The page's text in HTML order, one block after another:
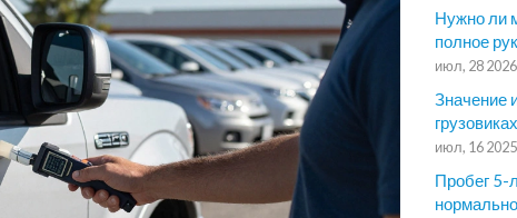
Нужно ли
полное
июл, 28 2026
Значение
июл, 16 2025
Пробег 5-